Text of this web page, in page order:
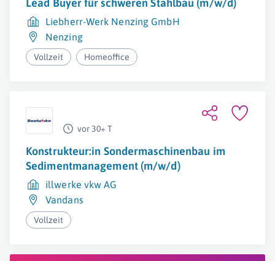
Lead Buyer für schweren Stahlbau (m/w/d)
Liebherr-Werk Nenzing GmbH
Nenzing
Vollzeit Homeoffice
vor 30+ T
Konstrukteur:in Sondermaschinenbau im
Sedimentmanagement (m/w/d)
illwerke vkw AG
Vandans
Vollzeit